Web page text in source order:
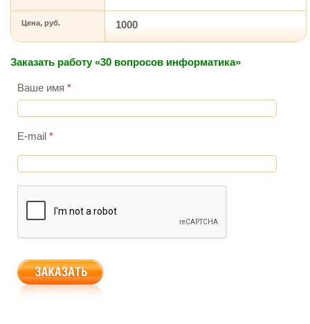
Цена, руб. 1000
Заказать работу «30 вопросов информатика»
Ваше имя *
E-mail *